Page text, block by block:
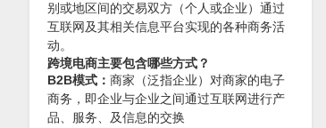
别或地区间的交易双方（个人或企业）通过
互联网及其相关信息平台实现的各种商务活
动。
跨境电商主要包含哪些方式？
B2B模式： 商家（泛指企业）对商家的电子
商务，即企业与企业之间通过互联网进行产
品、服务、及信息的交换